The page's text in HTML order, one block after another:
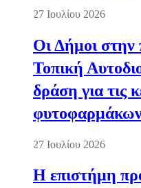
27 Ιουλίου 2026
Οι Δήμοι
Τοπική
δράση για τις
27 Ιουλίου 2026
Η επιστήμη